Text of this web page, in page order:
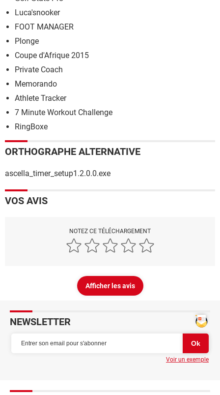
Luca'snooker
FOOT MANAGER
Plonge
Coupe d'Afrique 2015
Private Coach
Memorando
Athlete Tracker
7 Minute Workout Challenge
RingBoxe
ORTHOGRAPHE ALTERNATIVE
ascella_timer_setup1.2.0.0.exe
VOS AVIS
NOTEZ CE TÉLÉCHARGEMENT
Afficher les avis
NEWSLETTER
Voir un exemple